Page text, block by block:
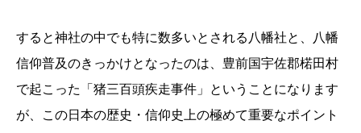
すると神社の中でも特に数多いとされる八幡社と、八幡
信仰普及のきっかけとなったのは、豊前国宇佐郡楉田村
で起こった「猪三百頭疾走事件」ということになります
が、この日本の歴史・信仰史上の極めて重要なポイント